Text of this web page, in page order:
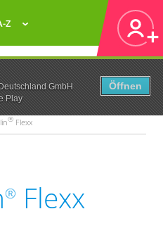
GmbH
Play
Öffnen
Z
® Flexx
® Flexx